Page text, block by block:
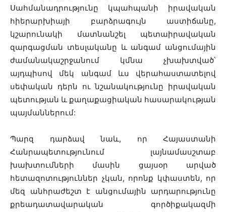
Սահմանադրությունը կպահպանի իրավական
հիերարխիայի բարձրագույն աստիճանը,
կշարունակի մատնանշել պետաիրավական
զարգացման տեսլականը և անգամ անցումային
ժամանակաշրջանում կմնա չխախտված՝
այդպիսով մեկ անգամ ևս վերահաստատելով
սեփական դերն ու նշանակությունը իրավական
պետության և քաղաքացիական հասարակության
պայմաններում:
Պարզ դարձավ նաև, որ Հայաստանի
Հանրապետությունում լայնամասշտաբ
խախտումների մասին ցայսօր արված
հետազոտություններ չկան, որոնք կփաստեն, որ
մեզ անհրաժեշտ է անցումային արդարությունը
քրեադատավարական գործիքակազմի